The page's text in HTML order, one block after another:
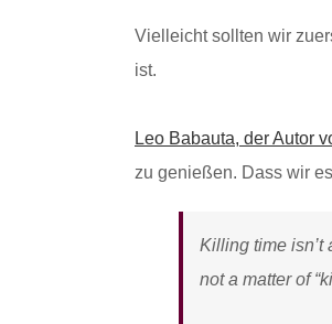
Vielleicht sollten wir
ist.
Leo Babauta, der Autor
zu genießen. Dass wir
Killing time isn’t
not a matter of